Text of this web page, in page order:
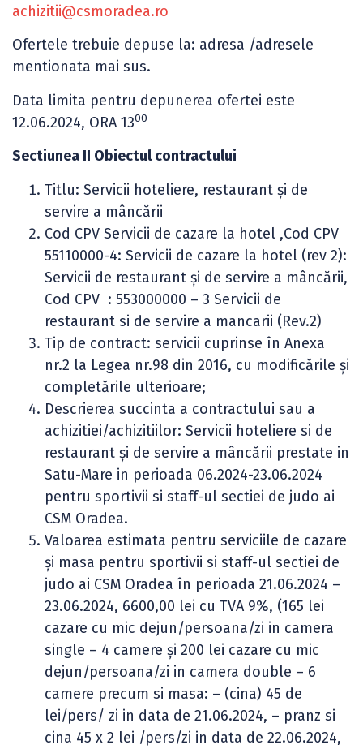
achizitii@csmoradea.ro
Ofertele trebuie depuse la: adresa /adresele
mentionata mai sus.
Data limita pentru depunerea ofertei este
12.06.2024, ORA 1300
Sectiunea II Obiectul contractului
Titlu: Servicii hoteliere, restaurant şi de
servire a mâncării
Cod CPV Servicii de cazare la hotel ,Cod CPV
55110000-4: Servicii de cazare la hotel (rev 2):
Servicii de restaurant şi de servire a mâncării,
Cod CPV : 553000000 – 3 Servicii de
restaurant si de servire a mancarii (Rev.2)
Tip de contract: servicii cuprinse în Anexa
nr.2 la Legea nr.98 din 2016, cu modificările și
completările ulterioare;
Descrierea succinta a contractului sau a
achizitiei/achizitiilor: Servicii hoteliere si de
restaurant şi de servire a mâncării prestate in
Satu-Mare in perioada 06.2024-23.06.2024
pentru sportivii si staff-ul sectiei de judo ai
CSM Oradea.
Valoarea estimata pentru serviciile de cazare
și masa pentru sportivii si staff-ul sectiei de
judo ai CSM Oradea în perioada 21.06.2024 –
23.06.2024, 6600,00 lei cu TVA 9%, (165 lei
cazare cu mic dejun/persoana/zi in camera
single – 4 camere și 200 lei cazare cu mic
dejun/persoana/zi in camera double – 6
camere precum si masa: – (cina) 45 de
lei/pers/ zi in data de 21.06.2024, – pranz si
cina 45 x 2 lei /pers/zi in data de 22.06.2024,